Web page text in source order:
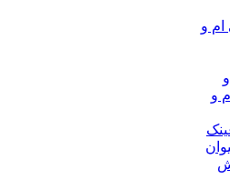
ام و
و